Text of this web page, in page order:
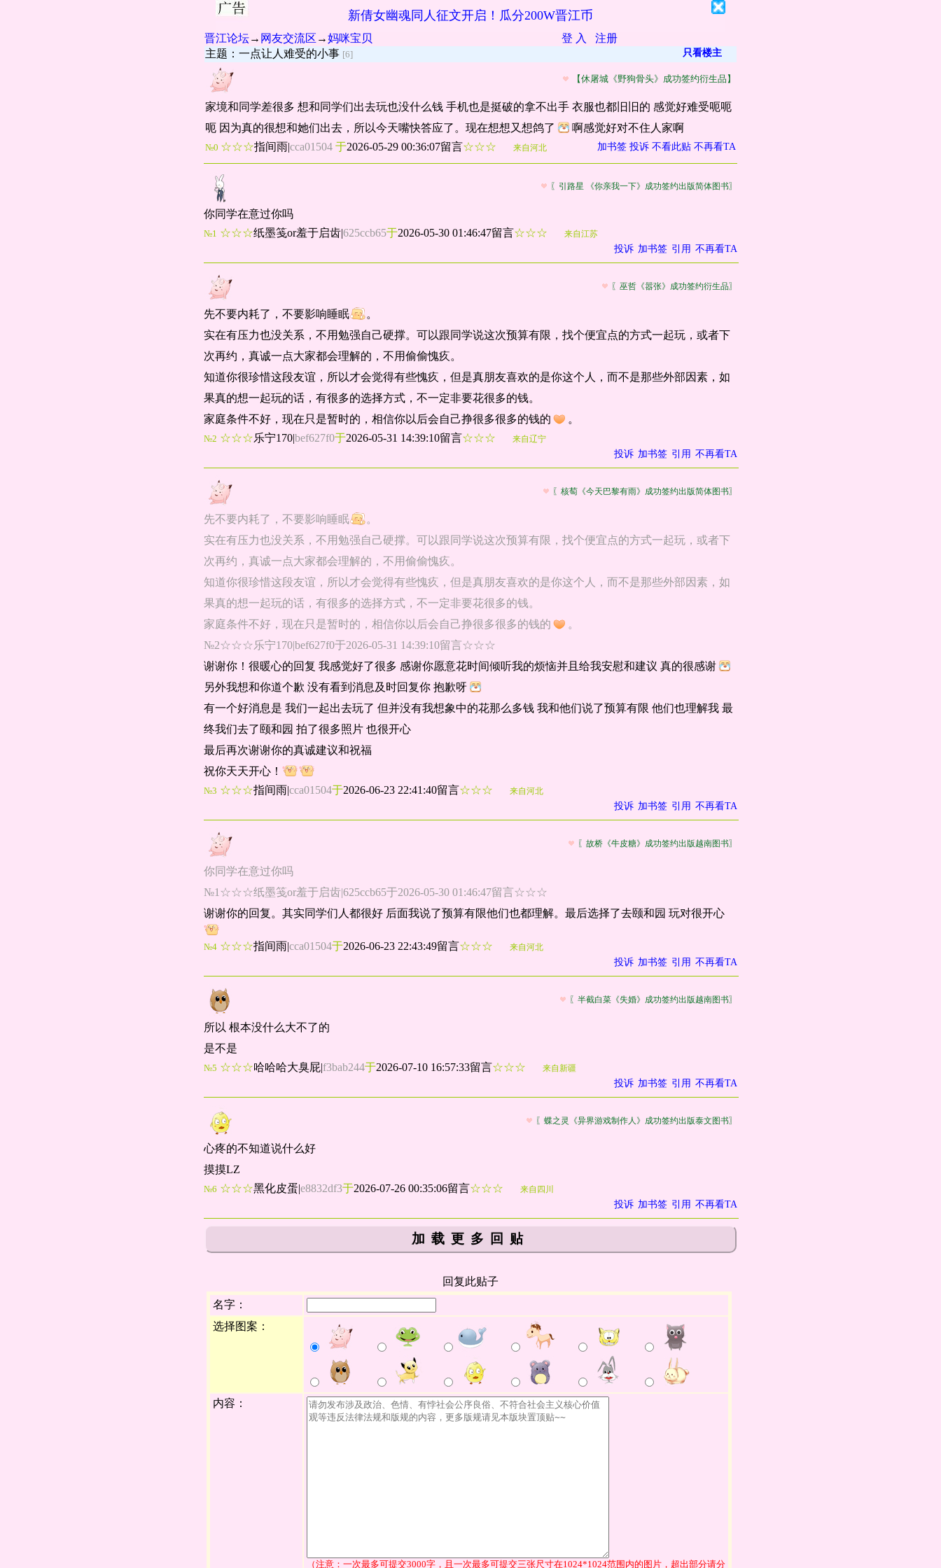
新倩女幽魂同人征文开启！瓜分200W晋江币
晋江论坛→ 网友交流区 →妈咪宝贝 登 入
注册
主题：一点让人难受的小事 [6] 只看楼主
【休屠城《野狗骨头》成功签约衍生品】
家境和同学差很多 想和同学们出去玩也没什么钱 手机也是挺破的拿不出手 衣服也都旧旧的 感觉好难受呃呃
呃 因为真的很想和她们出去，所以今天嘴快答应了。现在想想又想鸽了
啊感觉好对不住人家啊
№0 ☆☆☆指间雨|cca01504 于2026-05-29 00:36:07留言☆☆☆ 来自河北 加书签 投诉 不看此贴 不再看TA
〖引路星 《你亲我一下》成功签约出版简体图书〗
你同学在意过你吗
№1 ☆☆☆纸墨笺or羞于启齿|625ccb65于2026-05-30 01:46:47留言☆☆☆ 来自江苏
投诉 加书签 引用 不再看TA
〖巫哲《嚣张》成功签约衍生品〗
先不要内耗了，不要影响睡眠
。
实在有压力也没关系，不用勉强自己硬撑。可以跟同学说这次预算有限，找个便宜点的方式一起玩，或者下
次再约，真诚一点大家都会理解的，不用偷偷愧疚。
知道你很珍惜这段友谊，所以才会觉得有些愧疚，但是真朋友喜欢的是你这个人，而不是那些外部因素，如
果真的想一起玩的话，有很多的选择方式，不一定非要花很多的钱。
家庭条件不好，现在只是暂时的，相信你以后会自己挣很多很多的钱的
。
№2 ☆☆☆乐宁170|bef627f0于2026-05-31 14:39:10留言☆☆☆ 来自辽宁
投诉 加书签 引用 不再看TA
〖核萄《今天巴黎有雨》成功签约出版简体图书〗
先不要内耗了，不要影响睡眠
。
实在有压力也没关系，不用勉强自己硬撑。可以跟同学说这次预算有限，找个便宜点的方式一起玩，或者下
次再约，真诚一点大家都会理解的，不用偷偷愧疚。
知道你很珍惜这段友谊，所以才会觉得有些愧疚，但是真朋友喜欢的是你这个人，而不是那些外部因素，如
果真的想一起玩的话，有很多的选择方式，不一定非要花很多的钱。
家庭条件不好，现在只是暂时的，相信你以后会自己挣很多很多的钱的
。
№2☆☆☆乐宁170|bef627f0于2026-05-31 14:39:10留言☆☆☆
谢谢你！很暖心的回复 我感觉好了很多 感谢你愿意花时间倾听我的烦恼并且给我安慰和建议 真的很感谢
另外我想和你道个歉 没有看到消息及时回复你 抱歉呀
有一个好消息是 我们一起出去玩了 但并没有我想象中的花那么多钱 我和他们说了预算有限 他们也理解我 最
终我们去了颐和园 拍了很多照片 也很开心
最后再次谢谢你的真诚建议和祝福
祝你天天开心！
№3 ☆☆☆指间雨|cca01504于2026-06-23 22:41:40留言☆☆☆ 来自河北
投诉 加书签 引用 不再看TA
〖故桥《牛皮糖》成功签约出版越南图书〗
你同学在意过你吗
№1☆☆☆纸墨笺or羞于启齿|625ccb65于2026-05-30 01:46:47留言☆☆☆
谢谢你的回复。其实同学们人都很好 后面我说了预算有限他们也都理解。最后选择了去颐和园 玩对很开心
№4 ☆☆☆指间雨|cca01504于2026-06-23 22:43:49留言☆☆☆ 来自河北
投诉 加书签 引用 不再看TA
〖半截白菜《失婚》成功签约出版越南图书〗
所以 根本没什么大不了的
是不是
№5 ☆☆☆哈哈哈大臭屁|f3bab244于2026-07-10 16:57:33留言☆☆☆ 来自新疆
投诉 加书签 引用 不再看TA
〖蝶之灵《异界游戏制作人》成功签约出版泰文图书〗
心疼的不知道说什么好
摸摸LZ
№6 ☆☆☆黑化皮蛋|e8832df3于2026-07-26 00:35:06留言☆☆☆ 来自四川
投诉 加书签 引用 不再看TA
加载更多回贴
回复此贴子
名字：
选择图案：
内容：
（注意：一次最多可提交3000字，且一次最多可提交三张尺寸在1024*1024范围内的图片，超出部分请分